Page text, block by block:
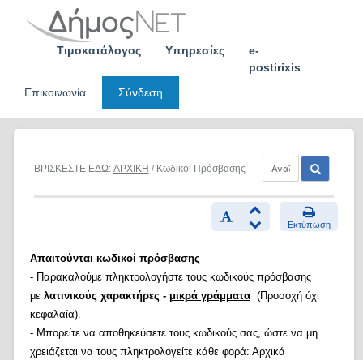
Τιμοκατάλογος Υπηρεσίες
e-
postirixis
Επικοινωνία
Σύνδεση
ΒΡΙΣΚΕΣΤΕ ΕΔΩ: ΑΡΧΙΚΗ / Κωδικοί Πρόσβασης
Εκτύπωση
Απαιτούνται κωδικοί πρόσβασης
- Παρακαλούμε πληκτρολογήστε τους κωδικούς πρόσβασης
με λατινικούς χαρακτήρες - μικρά γράμματα(Προσοχή όχι
κεφαλαία).
- Μπορείτε να αποθηκεύσετε τους κωδικούς σας, ώστε να μη
χρειάζεται να τους πληκτρολογείτε κάθε φορά: Αρχικά